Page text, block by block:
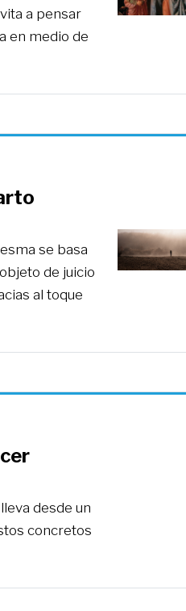
a pensar
en medio de
se basa
de juicio
al toque
desde un
concretos